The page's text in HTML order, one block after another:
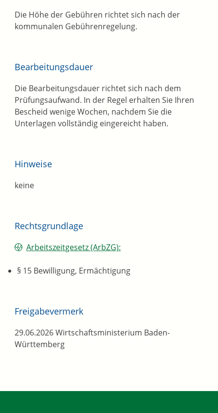
Die Höhe der Gebühren richtet sich nach der
kommunalen Gebührenregelung.
Bearbeitungsdauer
Die Bearbeitungsdauer richtet sich nach dem
Prüfungsaufwand. In der Regel erhalten Sie Ihren
Bescheid wenige Wochen, nachdem Sie die
Unterlagen vollständig eingereicht haben.
Hinweise
keine
Rechtsgrundlage
Arbeitszeitgesetz (ArbZG):
§ 15 Bewilligung, Ermächtigung
Freigabevermerk
29.06.2026 Wirtschaftsministerium Baden-
Württemberg